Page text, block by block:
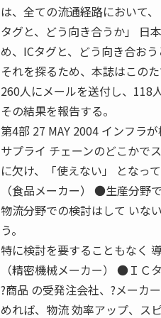
は、全ての流通経路において
タグと、どう向き合うか」 日
め、ICタグと、どう向き合お
それを探るため、本誌はこの
260人にメールを送付し、118
その結果を報告する。
第4部 27 MAY 2004 インフラ
サプライ チェーンのどこかで
に欠け、「使えない」 となっ
（食品メーカー） ●生産分野
物流分野での検討はして いな
う。
特に検討を要することもなく
（精密機械メーカー） ●ＩＣ
?商品 の受発注会社、?メーカ
めれば、物流 効率アップ、ス